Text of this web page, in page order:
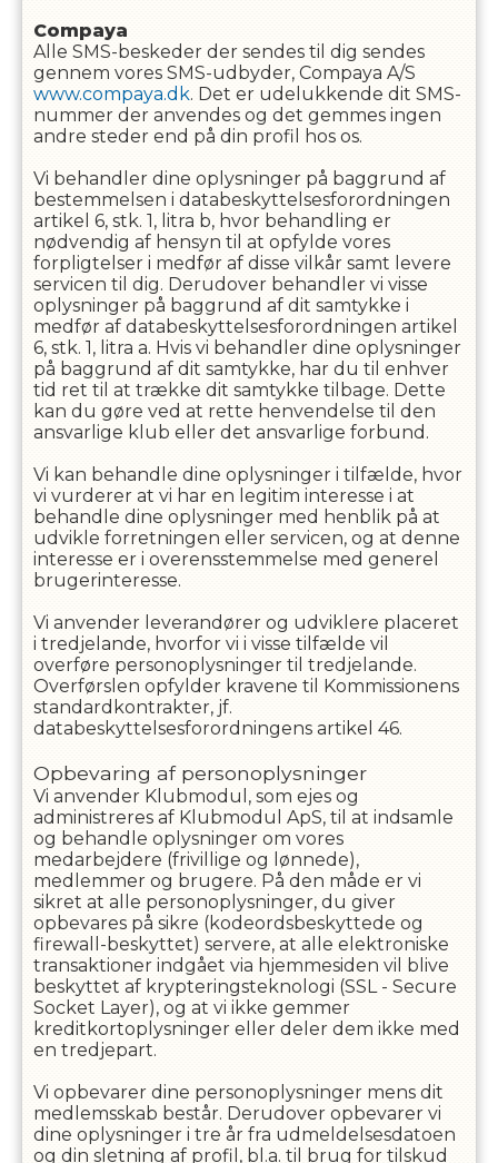
Compaya
Alle SMS-beskeder der sendes til dig sendes
gennem vores SMS-udbyder, Compaya A/S
www.compaya.dk. Det er udelukkende dit SMS-
nummer der anvendes og det gemmes ingen
andre steder end på din profil hos os.
Vi behandler dine oplysninger på baggrund af
bestemmelsen i databeskyttelsesforordningen
artikel 6, stk. 1, litra b, hvor behandling er
nødvendig af hensyn til at opfylde vores
forpligtelser i medfør af disse vilkår samt levere
servicen til dig. Derudover behandler vi visse
oplysninger på baggrund af dit samtykke i
medfør af databeskyttelsesforordningen artikel
6, stk. 1, litra a. Hvis vi behandler dine oplysninger
på baggrund af dit samtykke, har du til enhver
tid ret til at trække dit samtykke tilbage. Dette
kan du gøre ved at rette henvendelse til den
ansvarlige klub eller det ansvarlige forbund.
Vi kan behandle dine oplysninger i tilfælde, hvor
vi vurderer at vi har en legitim interesse i at
behandle dine oplysninger med henblik på at
udvikle forretningen eller servicen, og at denne
interesse er i overensstemmelse med generel
brugerinteresse.
Vi anvender leverandører og udviklere placeret
i tredjelande, hvorfor vi i visse tilfælde vil
overføre personoplysninger til tredjelande.
Overførslen opfylder kravene til Kommissionens
standardkontrakter, jf.
databeskyttelsesforordningens artikel 46.
Opbevaring af personoplysninger
Vi anvender Klubmodul, som ejes og
administreres af Klubmodul ApS, til at indsamle
og behandle oplysninger om vores
medarbejdere (frivillige og lønnede),
medlemmer og brugere. På den måde er vi
sikret at alle personoplysninger, du giver
opbevares på sikre (kodeordsbeskyttede og
firewall-beskyttet) servere, at alle elektroniske
transaktioner indgået via hjemmesiden vil blive
beskyttet af krypteringsteknologi (SSL - Secure
Socket Layer), og at vi ikke gemmer
kreditkortoplysninger eller deler dem ikke med
en tredjepart.
Vi opbevarer dine personoplysninger mens dit
medlemsskab består. Derudover opbevarer vi
dine oplysninger i tre år fra udmeldelsesdatoen
og din sletning af profil, bl.a. til brug for tilskud